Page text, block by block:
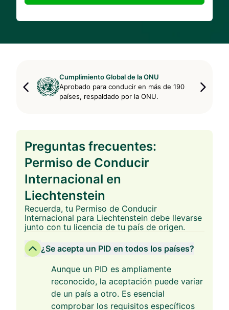
Cumplimiento Global de la ONU
Aprobado para conducir en más de 190
países, respaldado por la ONU.
Preguntas frecuentes:
Permiso de Conducir
Internacional en
Liechtenstein
Recuerda, tu Permiso de Conducir
Internacional para Liechtenstein debe llevarse
junto con tu licencia de tu país de origen.
¿Se acepta un PID en todos los países?
Aunque un PID es ampliamente
reconocido, la aceptación puede variar
de un país a otro. Es esencial
comprobar los requisitos específicos